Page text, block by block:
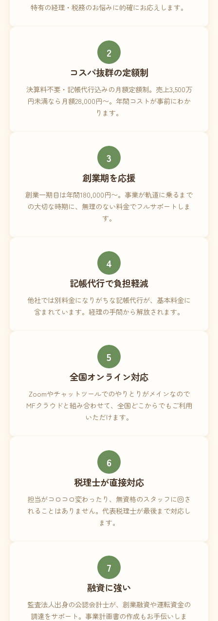
特有の経理・税務のお悩みに的確にお応えします。
2
コスパ抜群の定額制
決算料不要・記帳代行込みの月額定額制。売上3,500万
円未満なら月額28,000円〜。年間コストが事前にわか
ります。
3
創業期を応援
創業一期目は年間180,000円〜。事業が軌道に乗るまで
の大切な時期に、無理のない料金でフルサポートしま
す。
4
記帳代行で負担軽減
他社では別料金になりがちな記帳代行が、基本料金に
含まれています。経理の手間から解放されます。
5
全国オンライン対応
Zoomやチャットツールでのやりとりがメインなので
MFクラウドと組み合わせて、全国どこからでもご利用
いただけます。
6
税理士が直接対応
担当がコロコロ変わったり、無資格のスタッフに回さ
れることはありません。代表税理士が最後まで対応し
ます。
7
融資に強い
監査法人出身の公認会計士が、創業融資や運転資金の
調達をサポート。事業計画書の作成もお手伝いしま